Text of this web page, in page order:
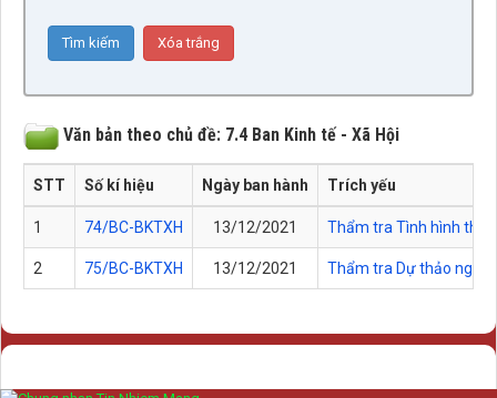
Văn bản theo chủ đề: 7.4 Ban Kinh tế - Xã Hội
STT Số kí hiệu Ngày ban hành Trích yếu
1 74/BC-BKTXH 13/12/2021 Thẩm tra Tình hình
2 75/BC-BKTXH 13/12/2021 Thẩm tra Dự thảo nghị